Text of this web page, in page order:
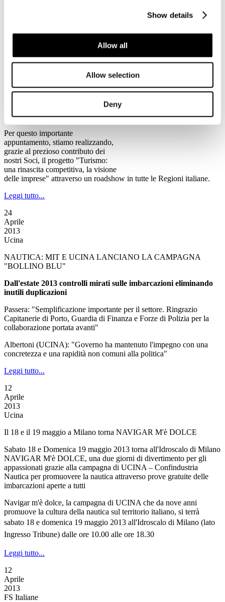
Show details
Allow all
Allow selection
Deny
2013
Ventennale Federturismo
Il Programma del Ventennale di Federturismo
Ventennale.
Per questo importante
appuntamento, stiamo realizzando,
grazie al prezioso contributo dei
nostri Soci, il progetto "Turismo:
una rinascita competitiva, la visione
delle imprese" attraverso un roadshow in tutte le Regioni italiane.
Leggi tutto...
24
Aprile
2013
Ucina
NAUTICA: MIT E UCINA LANCIANO LA CAMPAGNA
"BOLLINO BLU"
Dall'estate 2013 controlli mirati sulle imbarcazioni eliminando
inutili duplicazioni
Passera: "Semplificazione importante per il settore. Ringrazio
Capitanerie di Porto, Guardia di Finanza e Forze di Polizia per la
collaborazione portata avanti"
Albertoni (UCINA): "Governo ha mantenuto l'impegno con una
concretezza e una rapidità non comuni alla politica"
Leggi tutto...
12
Aprile
2013
Ucina
Il 18 e il 19 maggio a Milano torna NAVIGAR M'è DOLCE
Sabato 18 e Domenica 19 maggio 2013 torna all'Idroscalo di Milano
NAVIGAR M'è DOLCE, una due giorni di divertimento per gli
appassionati grazie alla campagna di UCINA – Confindustria
Nautica per promuovere la nautica attraverso prove gratuite delle
imbarcazioni aperte a tutti
Navigar m'è dolce, la campagna di UCINA che da nove anni
promuove la cultura della nautica sul territorio italiano, si terrà
sabato 18 e domenica 19 maggio 2013 all'Idroscalo di Milano (lato
Ingresso Tribune) dalle ore 10.00 alle ore 18.30
Leggi tutto...
12
Aprile
2013
FS Italiane